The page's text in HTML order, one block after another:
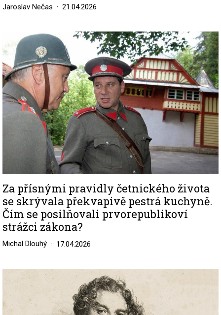
Jaroslav Nečas 21.04.2026
Image
Za přísnými pravidly četnického života
se skrývala překvapivě pestrá kuchyně.
Čím se posilňovali prvorepublikoví
strážci zákona?
Michal Dlouhý 17.04.2026